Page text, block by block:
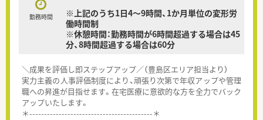
勤務時間
※上記のうち1日4～9時間、1か月単位の変形労
働時間制
※休憩時間：勤務時間が6時間超過する場合は45
分、8時間超過する場合は60分
＼成果を評価し即ステップアップ／（豊島区エリア担当より）
実力主義の人事評価制度により、頑張り次第で年収アップや管理
職への昇進が目指せます。在宅医療に意欲的な方を全力でバック
アップいたします。
＊------------------------------------------＊